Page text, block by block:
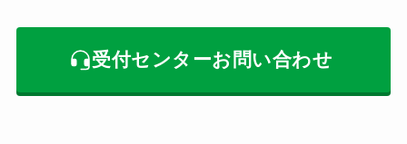
受付センターお問い合わせ